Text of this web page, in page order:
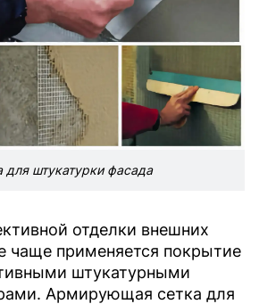
для штукатурки фасада
отделки внешних
чаще применяется покрытие
штукатурными
Армирующая сетка для